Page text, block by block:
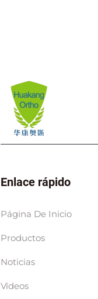
Enlace rápido
Página De Inicio
Productos
Noticias
Vídeos